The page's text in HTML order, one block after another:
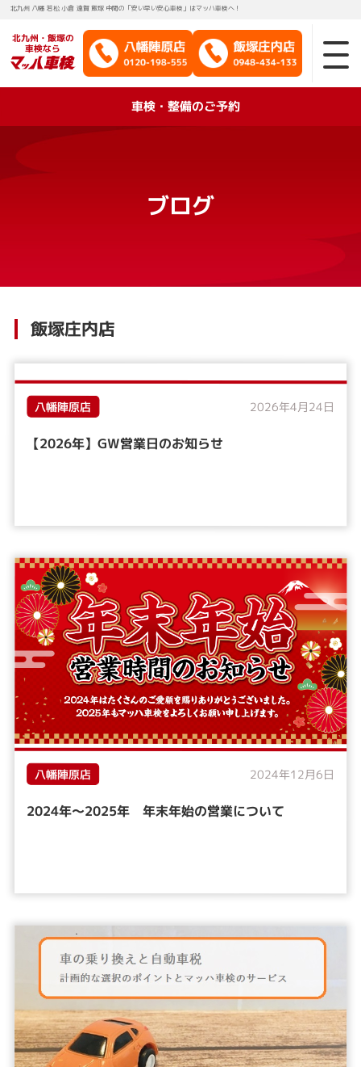
北九州 八幡 若松 小倉 遠賀 飯塚 中間の「安い早い安心車検」はマッハ車検へ！
北九州・飯塚の
車検なら
車検・整備のご予約
ブログ
飯塚庄内店
八幡陣原店 2026年4月24日
【2026年】GW営業日のお知らせ
八幡陣原店 2024年12月6日
2024年～2025年 年末年始の営業について